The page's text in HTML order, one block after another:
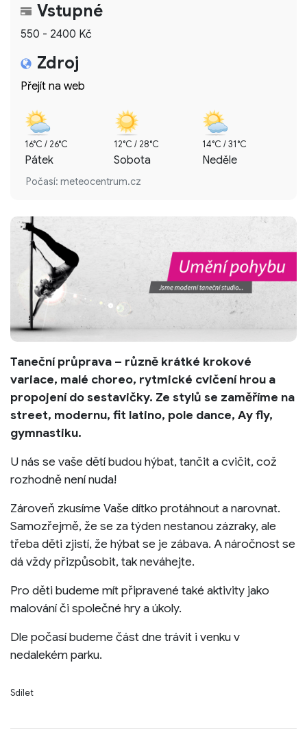
Vstupné
550 - 2400 Kč
Zdroj
Přejít na web
16°C / 26°C
Pátek
12°C / 28°C
Sobota
14°C / 31°C
Neděle
Počasí: meteocentrum.cz
Taneční průprava – různě krátké krokové
variace, malé choreo, rytmické cvičení hrou a
propojení do sestavičky. Ze stylů se zaměříme na
street, modernu, fit latino, pole dance, Ay fly,
gymnastiku.
U nás se vaše dětí budou hýbat, tančit a cvičit, což
rozhodně není nuda!
Zároveň zkusíme Vaše dítko protáhnout a narovnat.
Samozřejmě, že se za týden nestanou zázraky, ale
třeba děti zjistí, že hýbat se je zábava. A náročnost se
dá vždy přizpůsobit, tak neváhejte.
Pro děti budeme mít připravené také aktivity jako
malování či společné hry a úkoly.
Dle počasí budeme část dne trávit i venku v
nedalekém parku.
Sdílet